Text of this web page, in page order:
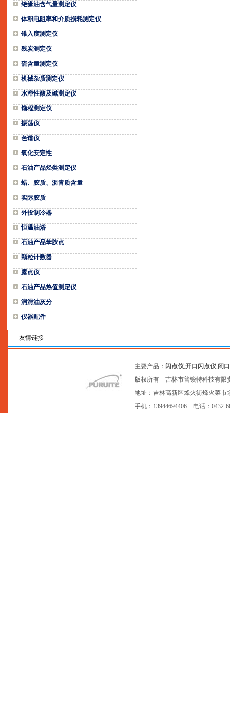
绝缘油含气量测定仪
体积电阻率和介质损耗测定仪
锥入度测定仪
残炭测定仪
硫含量测定仪
机械杂质测定仪
水溶性酸及碱测定仪
馏程测定仪
振荡仪
色谱仪
氧化安定性
石油产品烃类测定仪
蜡、胶质、沥青质含量
实际胶质
外投制冷器
恒温油浴
石油产品苯胺点
颗粒计数器
露点仪
石油产品热值测定仪
润滑油灰分
仪器配件
友情链接
主要产品： 闪点仪,开口闪点仪,闭
版权所有 吉林市普锐特科技有
地址：吉林高新区烽火街烽火菜
手机：13944694406 电话：0432-